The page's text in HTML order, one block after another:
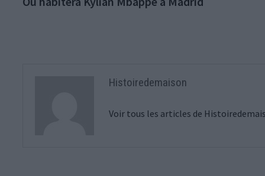
de
Histoiredemaison
Voir tous les articles de